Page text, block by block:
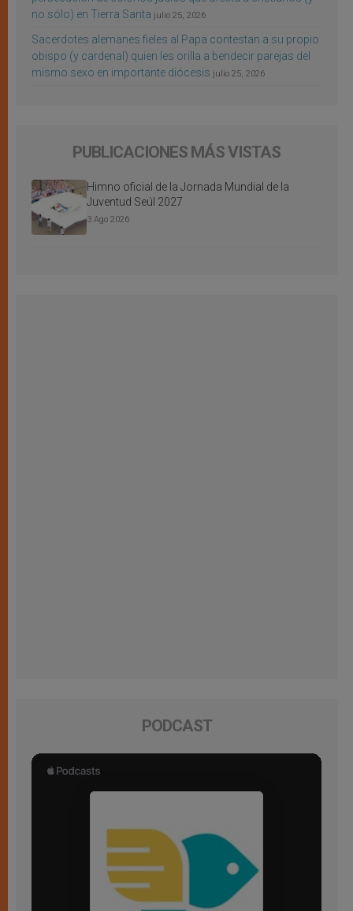
no sólo) en Tierra Santa julio 25, 2026
Sacerdotes alemanes fieles al Papa contestan a su propio
obispo (y cardenal) quien les orilla a bendecir parejas del
mismo sexo en importante diócesis julio 25, 2026
PUBLICACIONES MÁS VISTAS
Himno oficial de la Jornada Mundial de la
Juventud Seúl 2027
3 Ago 2026
PODCAST